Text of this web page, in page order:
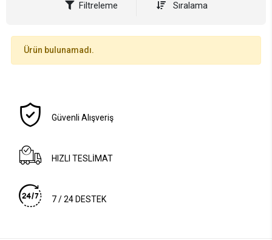
Filtreleme Sıralama
Ürün bulunamadı.
Güvenli Alışveriş
HIZLI TESLİMAT
7 / 24 DESTEK